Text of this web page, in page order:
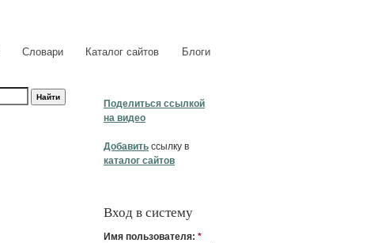
Словари Каталог сайтов Блоги
Поделиться ссылкой
на видео
Добавить ссылку в
каталог сайтов
Вход в систему
Имя пользователя: *